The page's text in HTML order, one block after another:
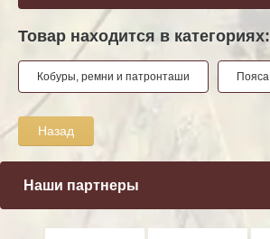
Товар находится в категориях:
Кобуры, ремни и патронташи Пояса
Назад
Наши партнеры